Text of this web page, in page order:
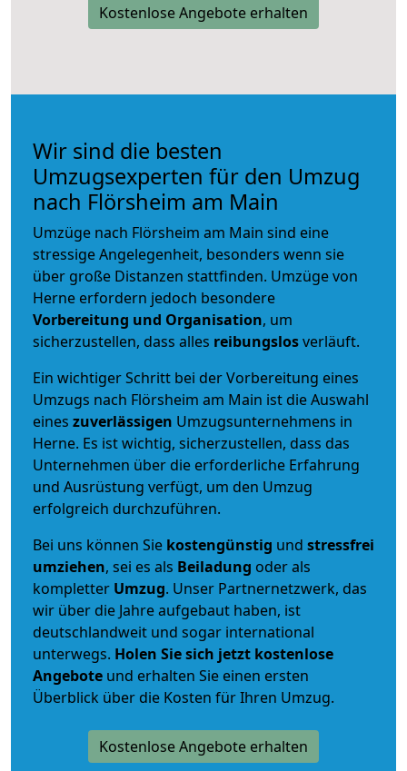
Kostenlose Angebote erhalten
Wir sind die besten
Umzugsexperten für den Umzug
nach Flörsheim am Main
Umzüge nach Flörsheim am Main sind eine
stressige Angelegenheit, besonders wenn sie
über große Distanzen stattfinden. Umzüge von
Herne erfordern jedoch besondere
Vorbereitung und Organisation, um
sicherzustellen, dass alles reibungslosverläuft.
Ein wichtiger Schritt bei der Vorbereitung eines
Umzugs nach Flörsheim am Main ist die Auswahl
eines zuverlässigen Umzugsunternehmens in
Herne. Es ist wichtig, sicherzustellen, dass das
Unternehmen über die erforderliche Erfahrung
und Ausrüstung verfügt, um den Umzug
erfolgreich durchzuführen.
Bei uns können Sie kostengünstig und stressfrei
umziehen, sei es als Beiladung oder als
kompletter Umzug. Unser Partnernetzwerk, das
wir über die Jahre aufgebaut haben, ist
deutschlandweit und sogar international
unterwegs. Holen Sie sich jetzt kostenlose
Angebote und erhalten Sie einen ersten
Überblick über die Kosten für Ihren Umzug.
Kostenlose Angebote erhalten